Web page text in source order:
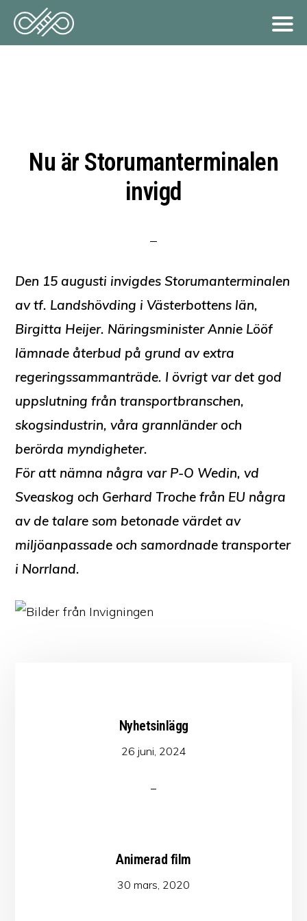
Nu är Storumanterminalen
invigd
Den 15 augusti invigdes Storumanterminalen
av tf. Landshövding i Västerbottens län,
Birgitta Heijer. Näringsminister Annie Lööf
lämnade återbud på grund av extra
regeringssammanträde. I övrigt var det god
uppslutning från transportbranschen,
skogsindustrin, våra grannländer och
berörda myndigheter.
För att nämna några var P-O Wedin, vd
Sveaskog och Gerhard Troche från EU några
av de talare som betonade värdet av
miljöanpassade och samordnade transporter
i Norrland.
Nyhetsinlägg
26 juni, 2024
Animerad film
30 mars, 2020